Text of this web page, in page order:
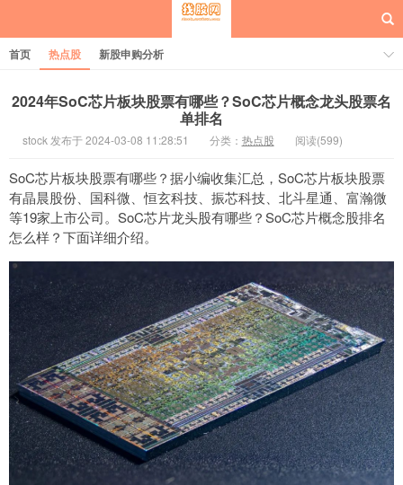
每日概念股
首页 热点股 新股申购分析
2024年SoC芯片板块股票有哪些？SoC芯片概念龙头股票名
单排名
stock 发布于 2024-03-08 11:28:51 分类： 热点股 阅读(599)
SoC芯片板块股票有哪些？据小编收集汇总，SoC芯片板块股票
有晶晨股份、国科微、恒玄科技、振芯科技、北斗星通、富瀚微
等19家上市公司。SoC芯片龙头股有哪些？SoC芯片概念股排名
怎么样？下面详细介绍。